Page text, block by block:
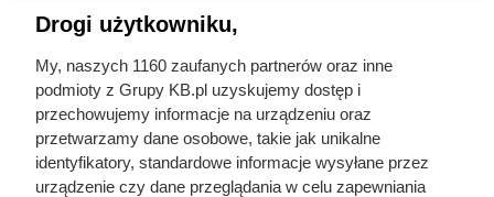
Odpowiedź zaskakuje
Drogi użytkowniku,
My, naszych 1160 zaufanych partnerów oraz inne
podmioty z Grupy KB.pl uzyskujemy dostęp i
przechowujemy informacje na urządzeniu oraz
przetwarzamy dane osobowe, takie jak unikalne
identyfikatory, standardowe informacje wysyłane przez
urządzenie czy dane przeglądania w celu zapewniania